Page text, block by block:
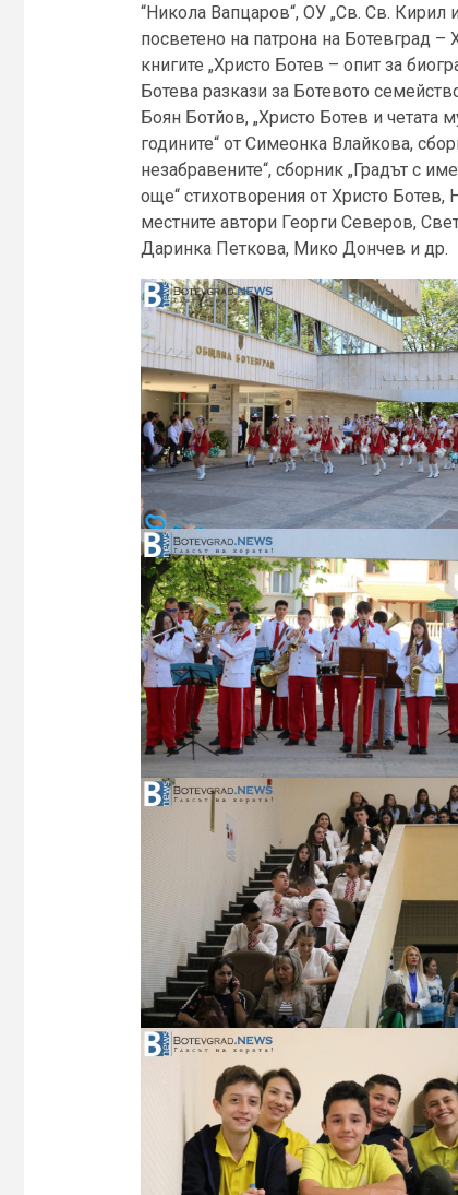
“Никола Вапцаров“, ОУ „Св. Св. Кирил
посветено на патрона на Ботевград –
книгите „Христо Ботев – опит за
Ботева разкази за Ботевото
Боян Ботйов, „Христо Ботев и четата
годините“ от Симеонка Влайкова,
незабравените“, сборник „Градът с
още“ стихотворения от Христо
местните автори Георги Северов,
Даринка Петкова, Мико Дончев и др.